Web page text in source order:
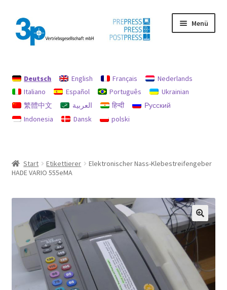
Zur
Navigation
springen
Zum
Inhalt
springen
Menü
Datenschutz
Gebrauchtmaschinen
Deutsch English Français
Nederlands
Italiano
Español Português
Ukrainian
繁體中文
العربية हिन्दी
Русский
Indonesia
Dansk polski
Start Etikettierer
Elektronischer Nass-Klebestreifengeber
HADE VARIO 555eMA